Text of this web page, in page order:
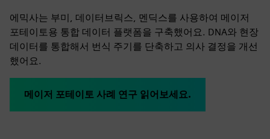
에믹사는 부미, 데이터브릭스, 멘딕스를 사용하여 메이저
포테이토용 통합 데이터 플랫폼을 구축했어요. DNA와 현장
데이터를 통합해서 번식 주기를 단축하고 의사 결정을 개선
했어요.
메이저 포테이토 사례 연구 읽어보세요.